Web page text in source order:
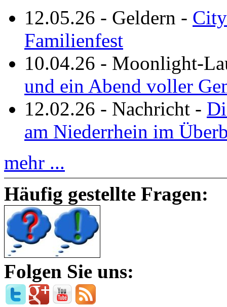
12.05.26 - Geldern -
Familienfest
10.04.26 - Moonlight-
und ein Abend voller
12.02.26 - Nachricht -
am Niederrhein im
mehr ...
Häufig gestellte Fragen:
Folgen Sie uns: